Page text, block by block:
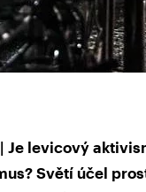
| Je levicový
Světí účel